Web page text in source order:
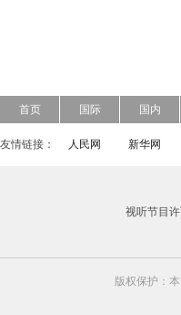
首页 国际 国内
友情链接： 人民网 新华网
视听节目
版权保护：